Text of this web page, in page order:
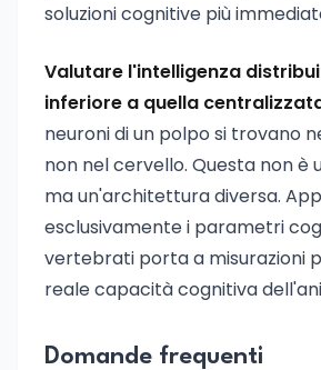
soluzioni cognitive più
Valutare l'intelligenza
inferiore a quella
neuroni di un polpo si trovano
non nel cervello. Questa non è
ma un'architettura diversa.
esclusivamente i parametri
vertebrati porta a misurazioni
reale capacità cognitiva
Domande frequenti